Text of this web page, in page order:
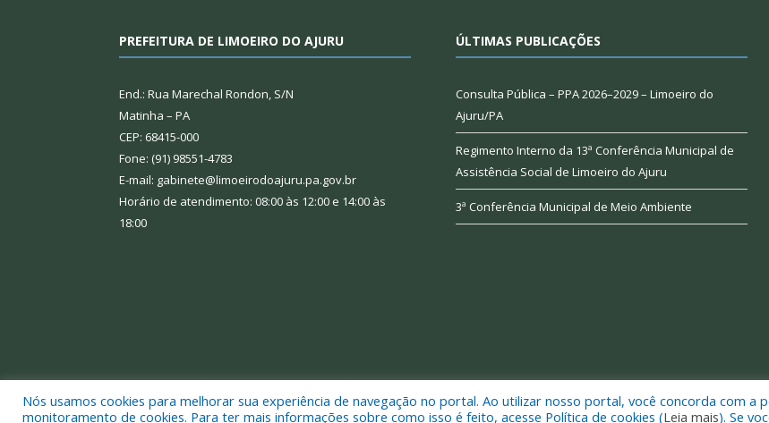
PREFEITURA DE LIMOEIRO DO AJURU
End.: Rua Marechal Rondon, S/N
Matinha – PA
CEP: 68415-000
Fone: (91) 98551-4783
E-mail: gabinete@limoeirodoajuru.pa.gov.br
Horário de atendimento: 08:00 às 12:00 e 14:00 às
18:00
ÚLTIMAS PUBLICAÇÕES
Consulta Pública – PPA 2026–2029 – Limoeiro do
Ajuru/PA
Regimento Interno da 13ª Conferência Municipal de
Assistência Social de Limoeiro do Ajuru
3ª Conferência Municipal de Meio Ambiente
Todos os direitos reservados a Prefeitura Municipal de Limoeiro do Ajuru. Mapa
Nós usamos cookies para melhorar sua experiência de navegação no portal. Ao utilizar nosso portal, você concorda com a
monitoramento de cookies. Para ter mais informações sobre como isso é feito, acesse Política de cookies (Leia mais). Se